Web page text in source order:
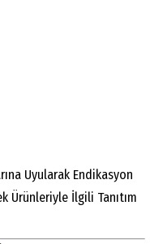
Uyularak Endikasyon
Ürünleriyle İlgili Tanıtım